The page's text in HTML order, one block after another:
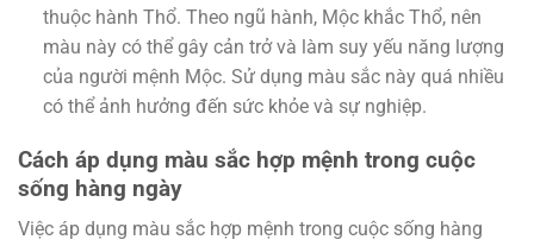
thuộc hành Thổ. Theo ngũ hành, Mộc khắc Thổ, nên
màu này có thể gây cản trở và làm suy yếu năng lượng
của người mệnh Mộc. Sử dụng màu sắc này quá nhiều
có thể ảnh hưởng đến sức khỏe và sự nghiệp.
Cách áp dụng màu sắc hợp mệnh trong cuộc
sống hàng ngày
Việc áp dụng màu sắc hợp mệnh trong cuộc sống hàng